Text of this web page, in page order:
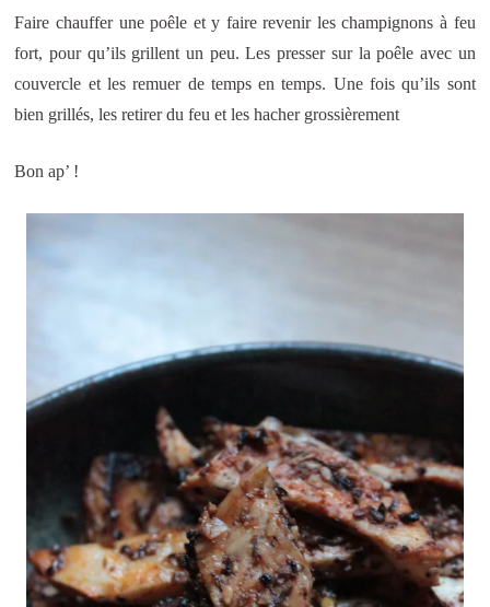
Faire chauffer une poêle et y faire revenir les champignons à feu
fort, pour qu’ils grillent un peu. Les presser sur la poêle avec un
couvercle et les remuer de temps en temps. Une fois qu’ils sont
bien grillés, les retirer du feu et les hacher grossièrement
Bon ap’ !